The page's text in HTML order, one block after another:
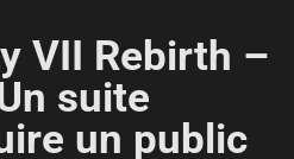
VII Rebirth –
suite
un public